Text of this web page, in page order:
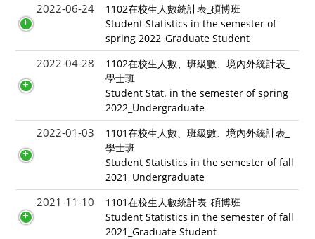
2022-06-24
1102在校生人數統計表_碩博班
Student Statistics in the semester of
spring 2022_Graduate Student
2022-04-28
1102在校生人數、班級數、境內外統計表_
學士班
Student Stat. in the semester of spring
2022_Undergraduate
2022-01-03
1101在校生人數、班級數、境內外統計表_
學士班
Student Statistics in the semester of fall
2021_Undergraduate
2021-11-10
1101在校生人數統計表_碩博班
Student Statistics in the semester of fall
2021_Graduate Student